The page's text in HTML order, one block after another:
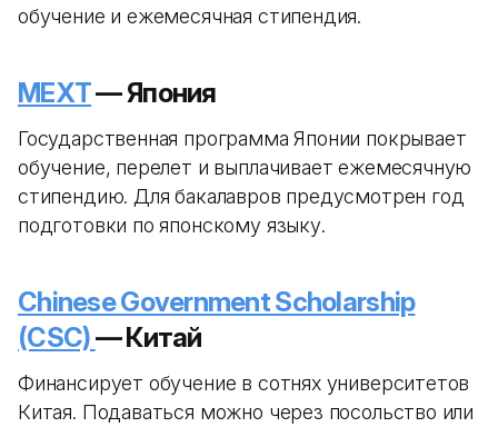
обучение и ежемесячная стипендия.
MEXT— Япония
Государственная программа Японии покрывает
обучение, перелет и выплачивает ежемесячную
стипендию. Для бакалавров предусмотрен год
подготовки по японскому языку.
Chinese Government Scholarship
(CSC)— Китай
Финансирует обучение в сотнях университетов
Китая. Подаваться можно через посольство или